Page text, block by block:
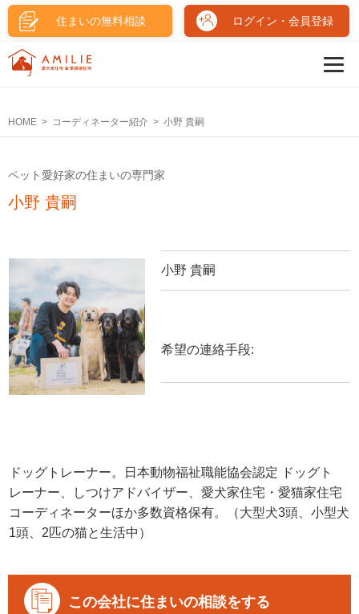
住まいの無料相談 ログイン・会員登録
HOME コーディネーター紹介 小野 貴嗣
ペット愛好家の住まいの専門家
小野 貴嗣
小野 貴嗣
希望の連絡手段:
ドッグトレーナー。日本動物福祉職能協会認定 ドッグト
レーナー、しつけアドバイザー、愛犬家住宅・愛猫家住宅
コーディネーターほか多数資格保有。（大型犬3頭、小型犬
1頭、2匹の猫と生活中）
この会社に住まいの相談をする